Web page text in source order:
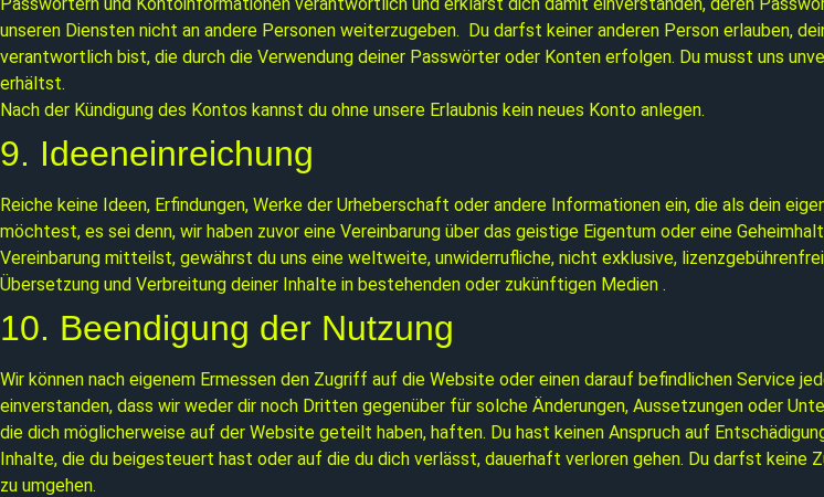
unseren Diensten nicht an andere Personen weiterzugeben. Du darfst keiner anderen Person erlauben,
verantwortlich bist, die durch die Verwendung deiner Passwörter oder Konten erfolgen. Du musst uns
erhältst.
Nach der Kündigung des Kontos kannst du ohne unsere Erlaubnis kein neues Konto anlegen.
9. Ideeneinreichung
Reiche keine Ideen, Erfindungen, Werke der Urheberschaft oder andere Informationen ein, die als dein
möchtest, es sei denn, wir haben zuvor eine Vereinbarung über das geistige Eigentum oder eine
Vereinbarung mitteilst, gewährst du uns eine weltweite, unwiderrufliche, nicht exklusive,
Übersetzung und Verbreitung deiner Inhalte in bestehenden oder zukünftigen Medien .
10. Beendigung der Nutzung
Wir können nach eigenem Ermessen den Zugriff auf die Website oder einen darauf befindlichen Service
einverstanden, dass wir weder dir noch Dritten gegenüber für solche Änderungen, Aussetzungen oder
die dich möglicherweise auf der Website geteilt haben, haften. Du hast keinen Anspruch auf
Inhalte, die du beigesteuert hast oder auf die du dich verlässt, dauerhaft verloren gehen. Du darfst keine
zu umgehen.